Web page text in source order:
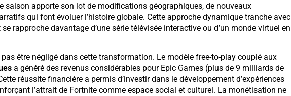
saison apporte son lot de modifications géographiques, de nouveaux
qui font évoluer l’histoire globale. Cette approche dynamique tranche avec
rapproche davantage d’une série télévisée interactive ou d’un monde virtuel en
être négligé dans cette transformation. Le modèle free-to-play couplé aux
a généré des revenus considérables pour Epic Games (plus de 9 milliards de
réussite financière a permis d’investir dans le développement d’expériences
l’attrait de Fortnite comme espace social et culturel. La monétisation ne